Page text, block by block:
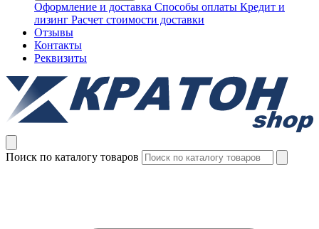
Оформление и доставка Способы оплаты Кредит и
лизинг Расчет стоимости доставки
Отзывы
Контакты
Реквизиты
Поиск по каталогу товаров